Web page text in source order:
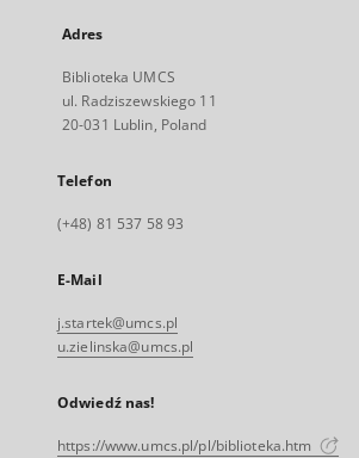
Adres
Biblioteka UMCS
ul. Radziszewskiego 11
20-031 Lublin, Poland
Telefon
(+48) 81 537 58 93
E-Mail
j.startek@umcs.pl
u.zielinska@umcs.pl
Odwiedź nas!
https://www.umcs.pl/pl/biblioteka.htm